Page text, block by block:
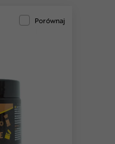
Porównaj